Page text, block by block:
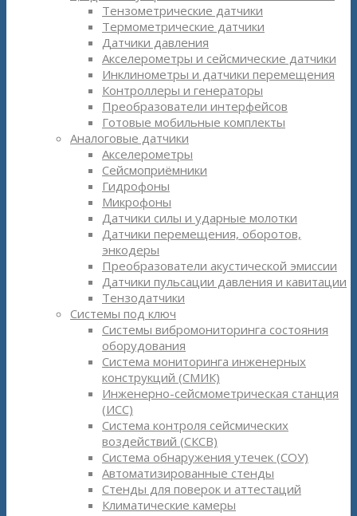
Тензометрические датчики
Термометрические датчики
Датчики давления
Акселерометры и сейсмические датчики
Инклинометры и датчики перемещения
Контроллеры и генераторы
Преобразователи интерфейсов
Готовые мобильные комплекты
Аналоговые датчики
Акселерометры
Сейсмоприёмники
Гидрофоны
Микрофоны
Датчики силы и ударные молотки
Датчики перемещения, оборотов,
энкодеры
Преобразователи акустической эмиссии
Датчики пульсации давления и кавитации
Тензодатчики
Системы под ключ
Системы вибромониторинга состояния
оборудования
Система мониторинга инженерных
конструкций (СМИК)
Инженерно-сейсмометрическая станция
(ИСС)
Система контроля сейсмических
воздействий (СКСВ)
Система обнаружения утечек (СОУ)
Автоматизированные стенды
Стенды для поверок и аттестаций
Климатические камеры